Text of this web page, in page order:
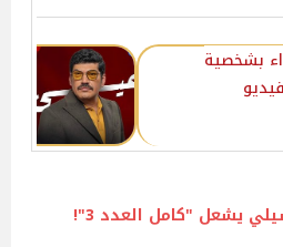
بشخصية
يشعل "كامل العدد 3"!